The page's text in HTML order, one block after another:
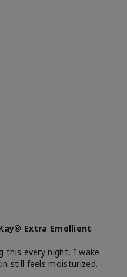
Extra Emollient
this every night, I wake
still feels moisturized.